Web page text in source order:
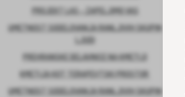
PROJEKT LAS – ZAPELJIMO VAS
UMETNOST SODELOVANJA RANLJIVIH SKUPIN
LJUDI
PREHRANSKE DELAVNICE NA KMETIJI
KMETIJA KOT TERAPEVTSKI PROSTOR
UMETNOST SODELOVANJA RANLJIVIH SKUPIN